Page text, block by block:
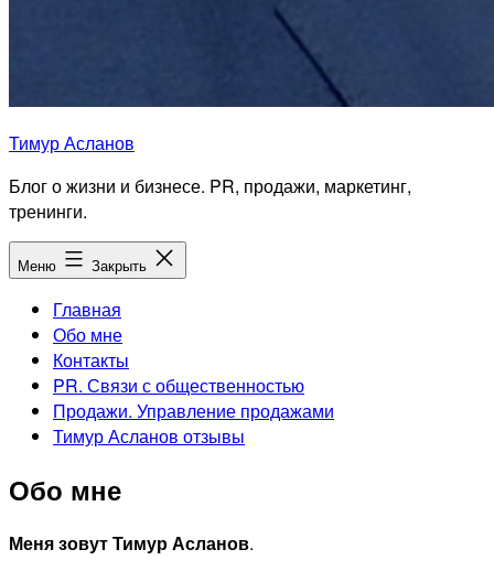
Тимур Асланов
Блог о жизни и бизнесе. PR, продажи, маркетинг,
тренинги.
Меню Закрыть
Главная
Обо мне
Контакты
PR. Связи с общественностью
Продажи. Управление продажами
Тимур Асланов отзывы
Обо мне
Меня зовутТимур Асланов.